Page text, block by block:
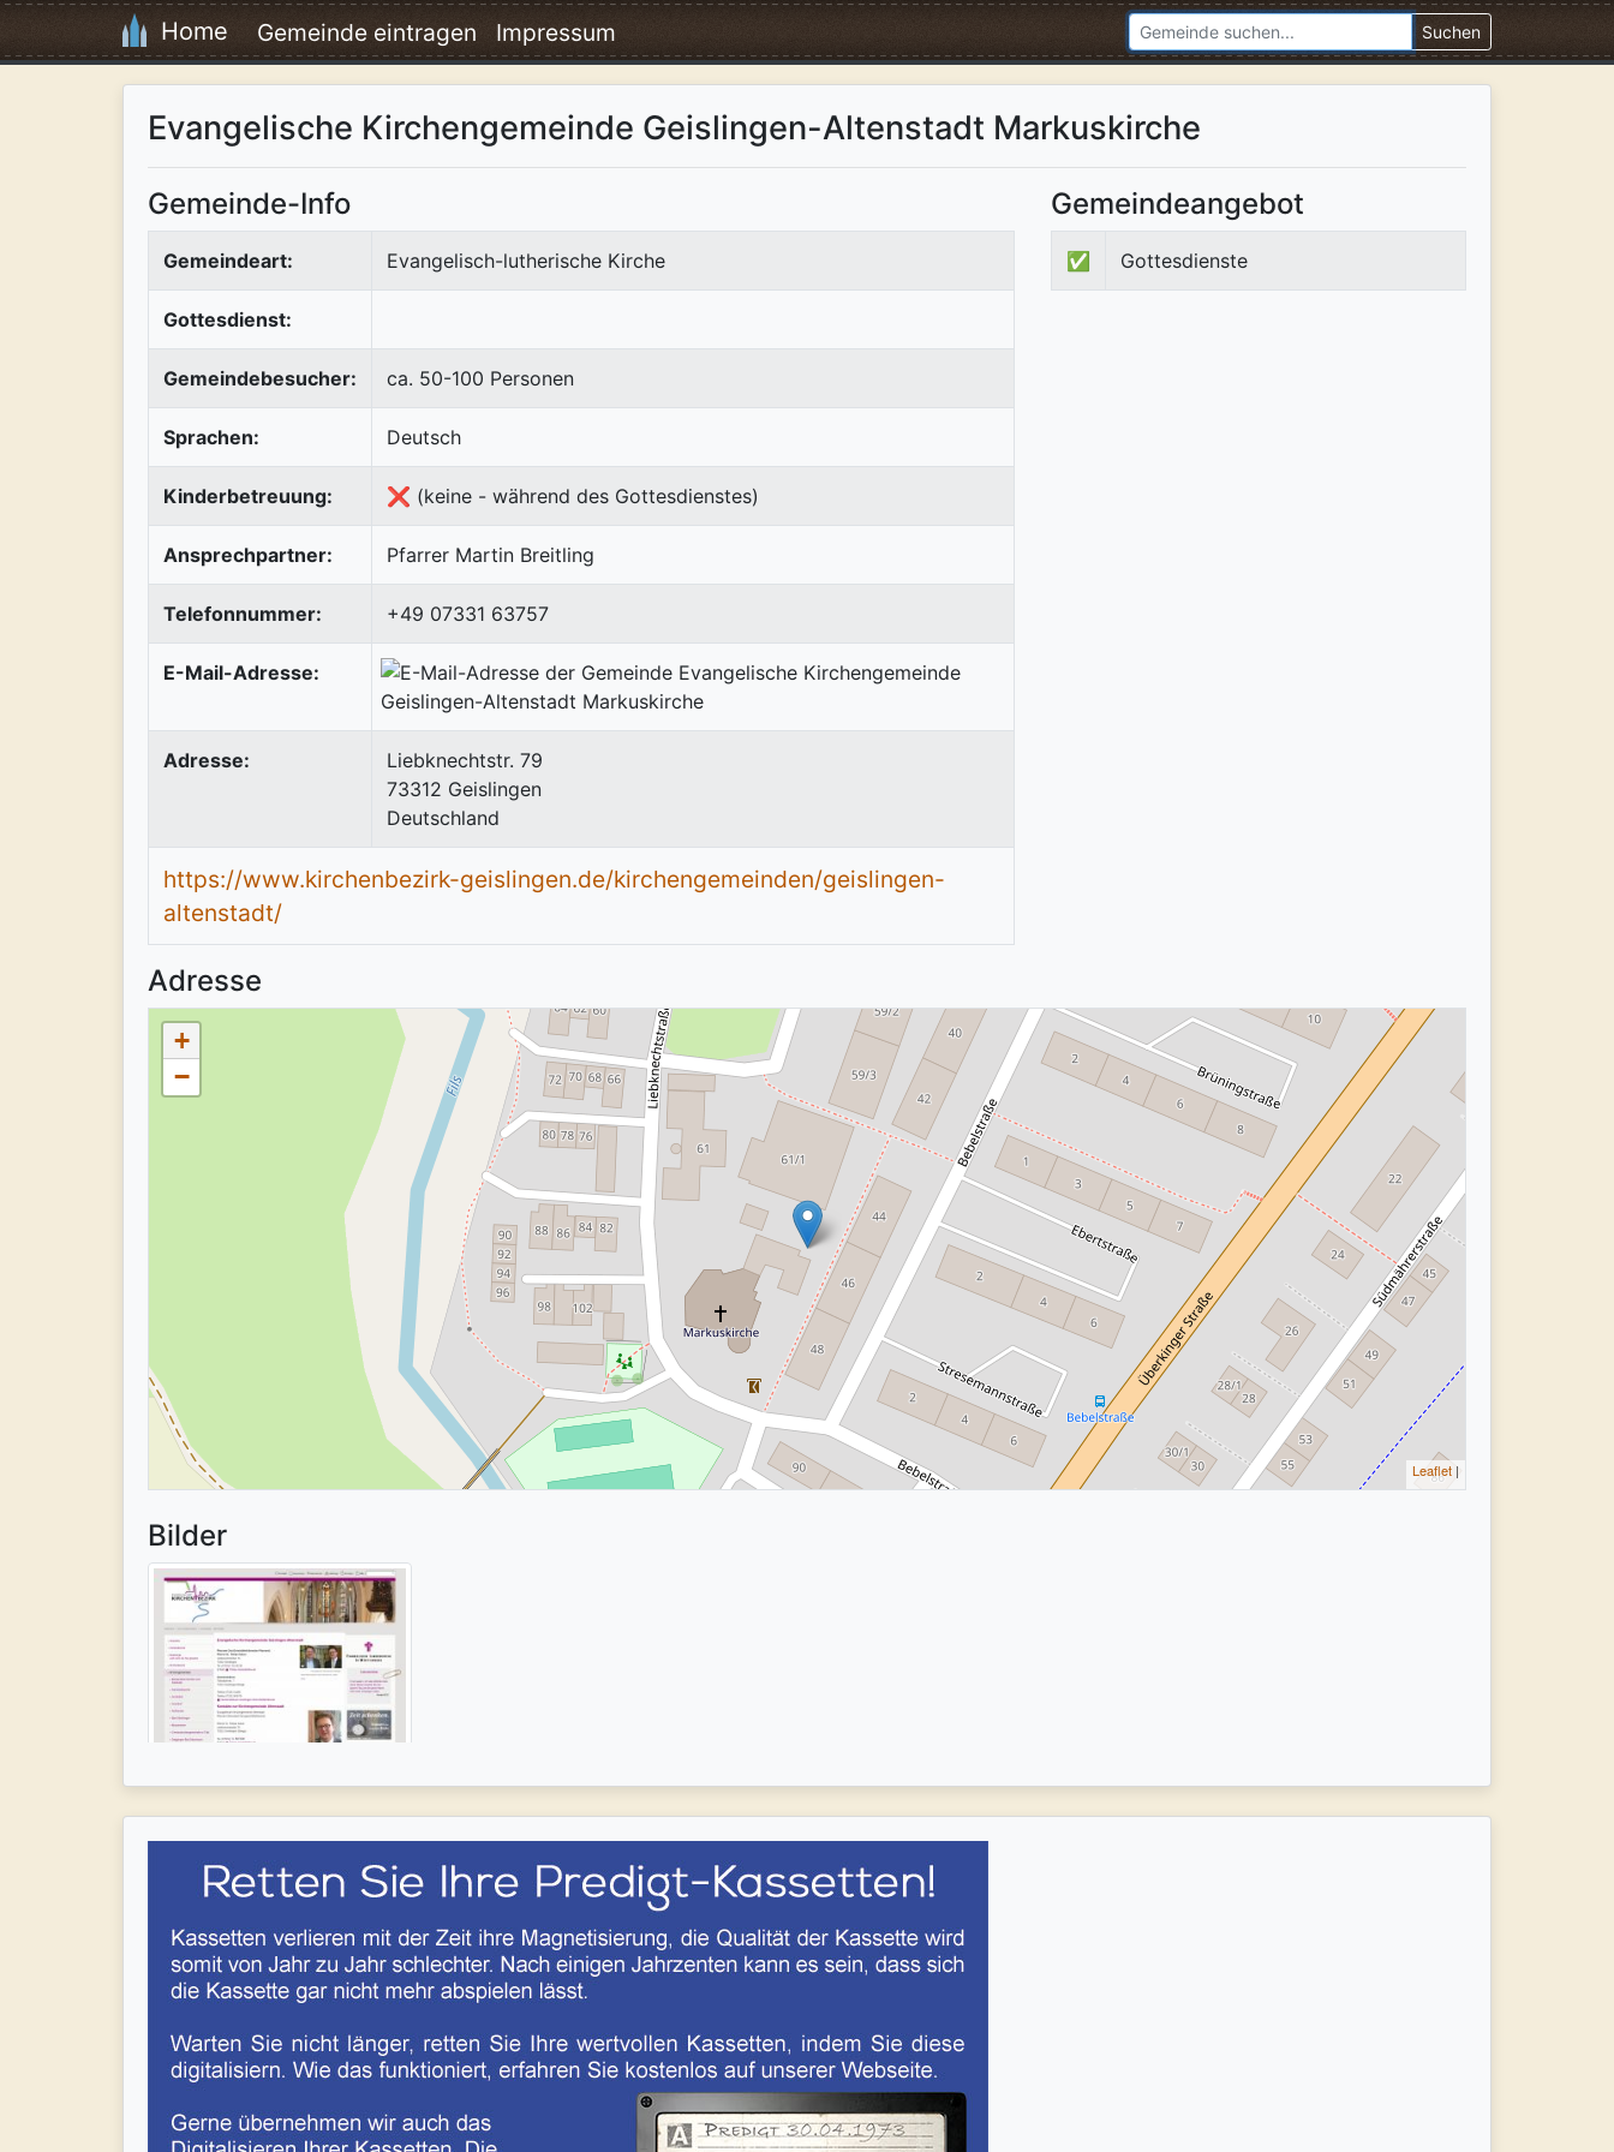
Home Gemeinde eintragen Impressum Suchen
Evangelische Kirchengemeinde Geislingen-Altenstadt Markuskirche
Gemeinde-Info
Gemeindeart: Evangelisch-lutherische Kirche
Gottesdienst:
Gemeindebesucher: ca. 50-100 Personen
Sprachen: Deutsch
Kinderbetreuung: ❌ (keine - während des Gottesdienstes)
Ansprechpartner: Pfarrer Martin Breitling
Telefonnummer: +49 07331 63757
E-Mail-Adresse:
Adresse:
Liebknechtstr. 79
73312 Geislingen
Deutschland
https://www.kirchenbezirk-geislingen.de/kirchengemeinden/geislingen-
altenstadt/
Gemeindeangebot
✅ Gottesdienste
Adresse
+
−
Leaflet |
Bilder